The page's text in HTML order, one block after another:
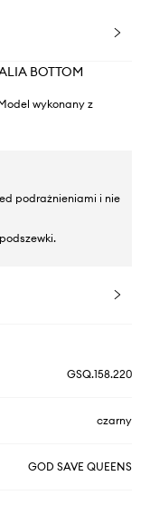
BOTTOM
wykonany z
podrażnieniami i nie
GSQ.158.220
czarny
GOD SAVE QUEENS